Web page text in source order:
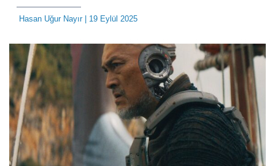
Hasan Uğur Nayır| 19 Eylül 2025